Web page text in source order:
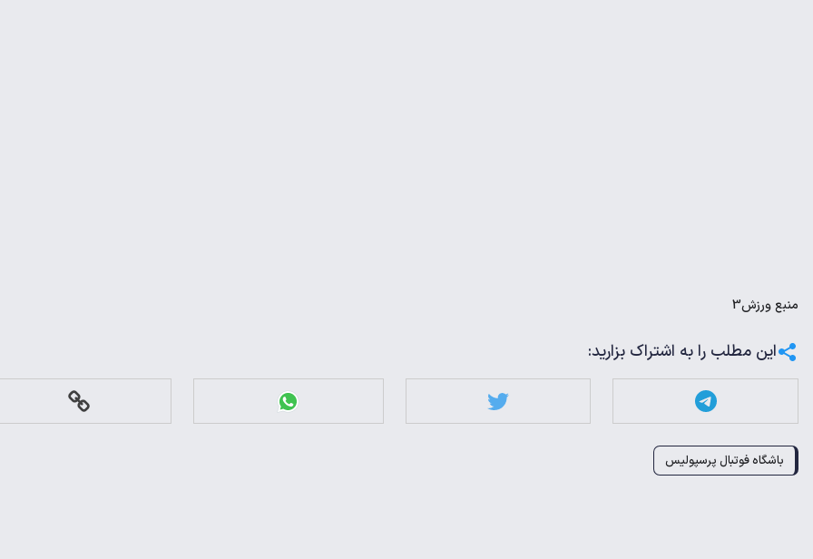
منبعورزش3
این مطلب را به اشتراک بزارید:
باشگاه فوتبال پرسپولیس